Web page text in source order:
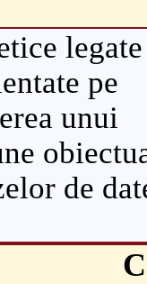
pe
unui
de